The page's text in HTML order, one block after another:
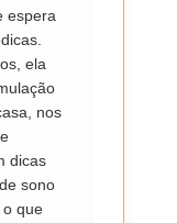
espera
ela
nos
dicas
sono
o que